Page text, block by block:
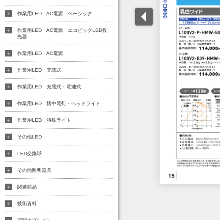
作業用LED AC電源 ベーシック
作業用LED AC電源 エコビックLED投
光器
作業用LED AC電源
作業用LED 充電式
作業用LED 充電式・電池式
作業用LED 懐中電灯・ヘッドライト
作業用LED 特殊ライト
その他LED
LED交換球
その他照明器具
関連商品
技術資料